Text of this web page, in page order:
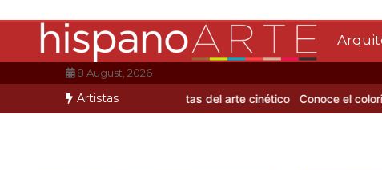
8 August, 2026
Artistas
Mario Benedetti 3 artistas del arte cinético Conoce el coloritmo de